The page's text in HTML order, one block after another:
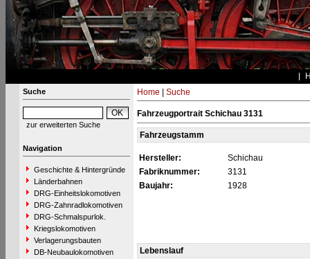
Suche
zur erweiterten Suche
Navigation
Geschichte & Hintergründe
Länderbahnen
DRG-Einheitslokomotiven
DRG-Zahnradlokomotiven
DRG-Schmalspurlok.
Kriegslokomotiven
Verlagerungsbauten
DB-Neubaulokomotiven
Home Suche
Fahrzeugportrait Schichau 3131
Fahrzeugstamm
Hersteller:
Schichau
Fabriknummer:
3131
Baujahr:
1928
Lebenslauf